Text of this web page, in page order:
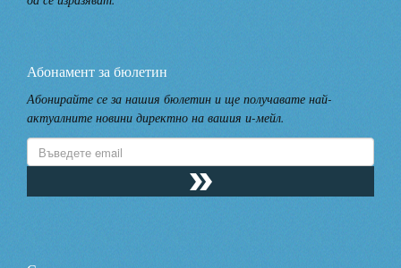
Абонамент за бюлетин
Абонирайте се за нашия бюлетин и ще получавате най-
актуалните новини директно на вашия и-мейл.